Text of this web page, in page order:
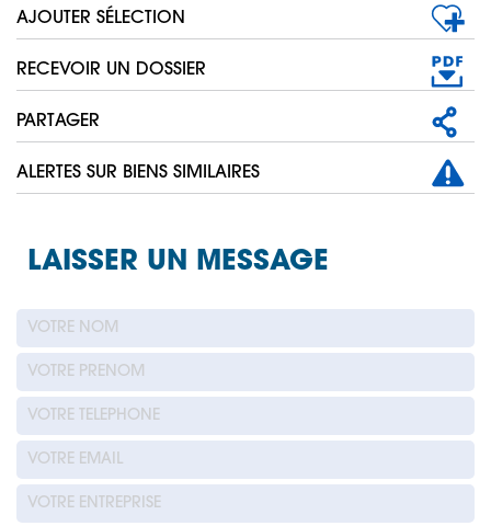
AJOUTER SÉLECTION
RECEVOIR UN DOSSIER
PARTAGER
ALERTES SUR BIENS SIMILAIRES
LAISSER UN MESSAGE